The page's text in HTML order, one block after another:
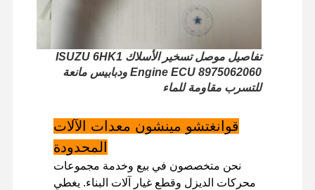
الصفحة
الرئيسية
المنتجات برنامج VR حولنا
المصنع
أخبار
تفاصيل موصل تسخير الأسلاك ISUZU 6HK1
Engine ECU 8975062060 ودبابيس مانعة
للتسرب مقاومة للماء
قوانغتشو مينشون معدات الآلات
المحدودة
نحن متخصصون في بيع وخدمة مجموعات
محركات الديزل وقطع غيار آلات البناء. يغطي